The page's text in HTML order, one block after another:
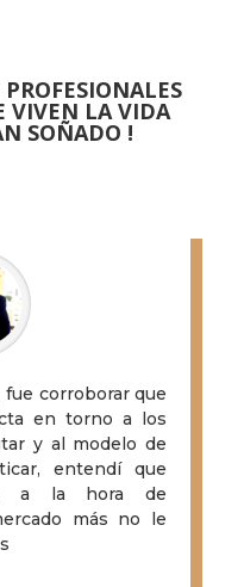
VIVEN LA VIDA
SOÑADO !
fue corroborar que
en torno a los
y al modelo de
entendí que
a la hora de
más no le